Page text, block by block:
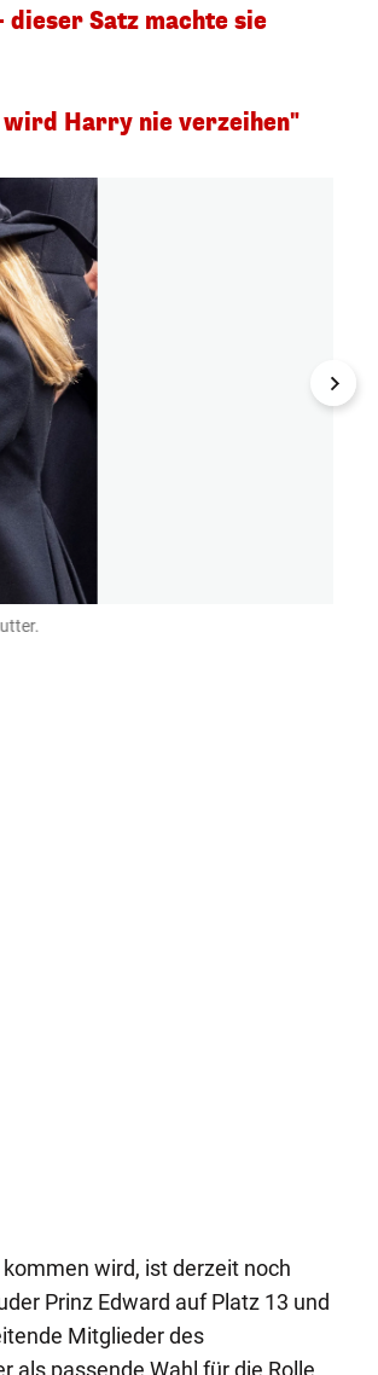
Satz machte sie
Harry nie verzeihen"
wird, ist derzeit noch
Prinz Edward auf Platz 13 und
Mitglieder des
als passende Wahl für die Rolle